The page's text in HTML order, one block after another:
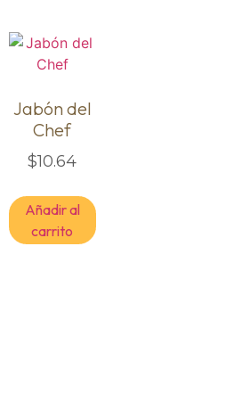
Jabón del
Chef
$10.64
Añadir al
carrito